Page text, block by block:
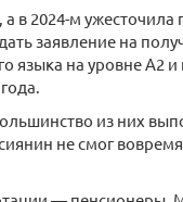
в 2024-м ужесточила
заявление на
языка на уровне A2
из них
не смог